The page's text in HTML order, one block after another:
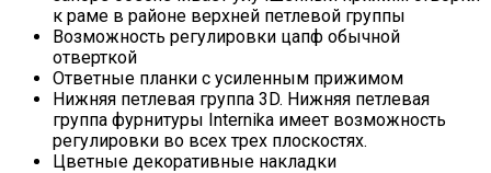
к раме в районе верхней петлевой группы
Возможность регулировки цапф обычной
отверткой
Ответные планки с усиленным прижимом
Нижняя петлевая группа 3D. Нижняя петлевая
группа фурнитуры Internika имеет возможность
регулировки во всех трех плоскостях.
Цветные декоративные накладки